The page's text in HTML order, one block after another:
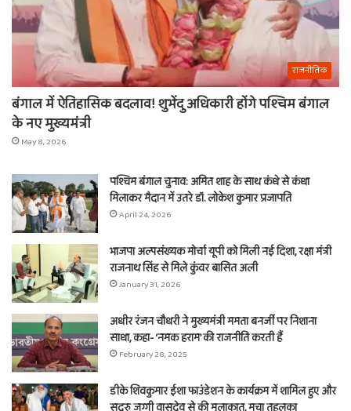
राजनीतिक
बंगाल में ऐतिहासिक बदलाव! शुभेंदु अधिकारी होंगे पश्चिम बंगाल
के नए मुख्यमंत्री
May 8, 2026
पश्चिम बंगाल चुनाव: अमित शाह के साथ कंधे से कंधा
मिलाकर मैदान में उतरे डॉ. लोकेश कुमार प्रजापति
April 24, 2026
भाजपा अल्पसंख्यक मोर्चा यूपी को मिली नई दिशा, रक्षा मंत्री
राजनाथ सिंह से मिले कुंवर बासित अली
January 31, 2026
अधीर रंजन चौधरी ने मुख्यमंत्री ममता बनर्जी पर निशाना
साधा, कहा- ‘नमक हराम’ की राजनीति करती हैं
February 28, 2025
डीके शिवकुमार ईशा फाउंडेशन के कार्यक्रम में शामिल हुए और